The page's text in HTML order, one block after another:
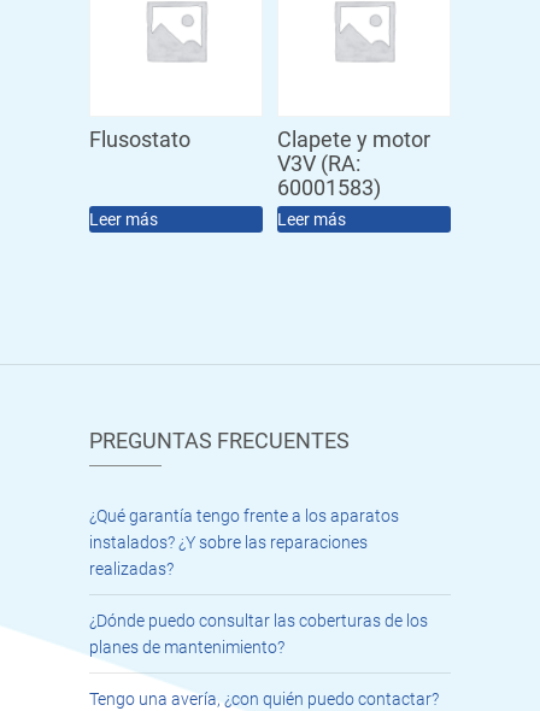
Flusostato
Leer más
Clapete y motor
V3V (RA:
60001583)
Leer más
PREGUNTAS FRECUENTES
¿Qué garantía tengo frente a los aparatos
instalados? ¿Y sobre las reparaciones
realizadas?
¿Dónde puedo consultar las coberturas de los
planes de mantenimiento?
Tengo una avería, ¿con quién puedo contactar?